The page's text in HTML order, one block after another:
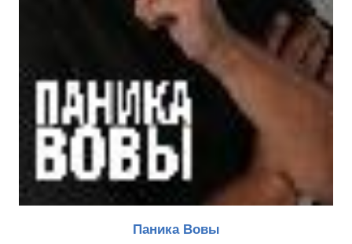
Паника Вовы